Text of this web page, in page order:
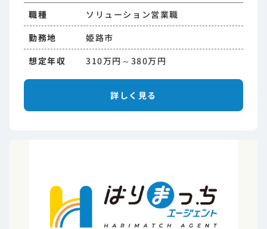
職種
ソリューション営業職
勤務地
姫路市
想定年収
310万円～380万円
詳しく見る